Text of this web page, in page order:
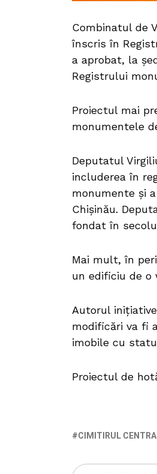
Combinatul de
înscris în
a aprobat, la
Registrului
Proiectul mai
monumentele
Deputatul
includerea în
monumente și
Chișinău.
fondat în
Mai mult, în
un edificiu de o
Autorul
modificări va fi
imobile cu
Proiectul de
CIMITIRUL